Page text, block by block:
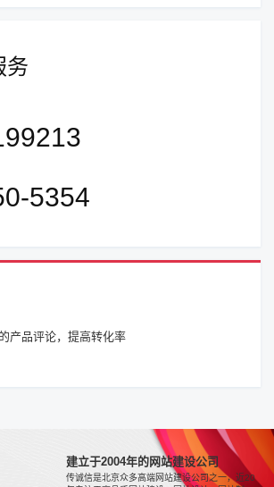
务
5354
产品评论，提高转化率
建立于2004年的网站建设公司
传诚信是北京众多高端网站建设公司之一，近20